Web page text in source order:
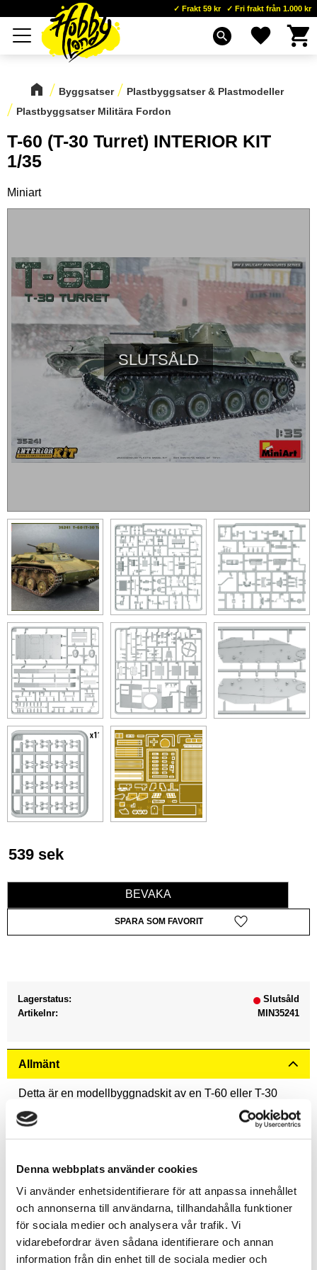
Denna webbplats använder cookies
Vi använder enhetsidentifierare för att anpassa innehållet
och annonserna till användarna, tillhandahålla funktioner
för sociala medier och analysera vår trafik. Vi
vidarebefordrar även sådana identifierare och annan
information från din enhet till de sociala medier och
Meny
Frakt 59 kr Fri frakt från 1.000 kr
search Favoriter
Byggsatser
Plastbyggsatser & Plastmodeller
Plastbyggsatser Militära Fordon
T-60 (T-30 Turret) INTERIOR KIT
1/35
Miniart
SLUTSÅLD
539 sek
Lägg till i favoriter
BEVAKA
Lagerstatus
Slutsåld
Artikelnr
MIN35241
Allmänt
Detta är en modellbyggnadskit av en T-60 eller T-30
stridsvagnstorninteriör i skala 1:35. T-60 och T-30 var
sovjetiska stridsvagnar som användes under andra
för att bygga en modell av interiören på tornet i dessa
andra detaljer. Det är tänkt för användning av
modellbyggare och kräver montering och målning för att
T-60 var en sovjetisk lätt stridsvagn som användes